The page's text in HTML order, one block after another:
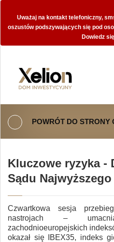
Uważaj na kontakt telefoniczny,
oszustów podszywających się pod
Dowiedz
POWRÓT DO STRONY
Kluczowe ryzyka -
Sądu Najwyższego
Czwartkowa sesja
nastrojach –
zachodnioeuropejskich
okazał się IBEX35, indeks